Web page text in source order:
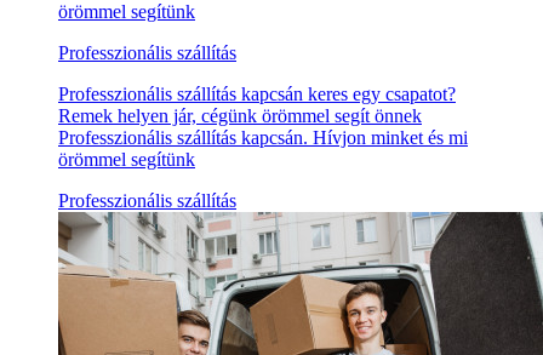
örömmel segítünk
Professzionális szállítás
Professzionális szállítás kapcsán keres egy csapatot?
Remek helyen jár, cégünk örömmel segít önnek
Professzionális szállítás kapcsán. Hívjon minket és mi
örömmel segítünk
Professzionális szállítás